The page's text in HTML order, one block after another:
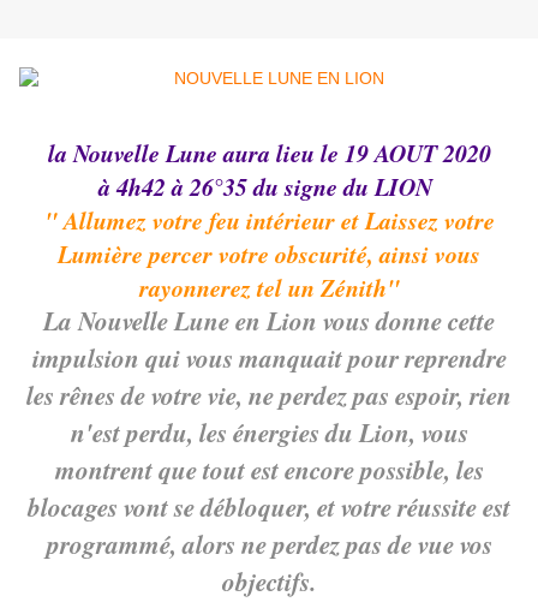
la Nouvelle Lune aura lieu le 19 AOUT 2020
à 4h42 à 26°35 du signe du LION
" Allumez votre feu intérieur et Laissez votre
Lumière percer votre obscurité, ainsi vous
rayonnerez tel un Zénith"
La Nouvelle Lune en Lion vous donne cette
impulsion qui vous manquait pour reprendre
les rênes de votre vie, ne perdez pas espoir, rien
n'est perdu, les énergies du Lion, vous
montrent que tout est encore possible, les
blocages vont se débloquer, et votre réussite est
programmé, alors ne perdez pas de vue vos
objectifs.